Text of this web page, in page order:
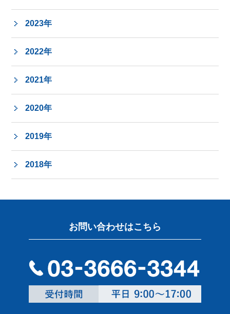
2023年
2022年
2021年
2020年
2019年
2018年
お問い合わせはこちら